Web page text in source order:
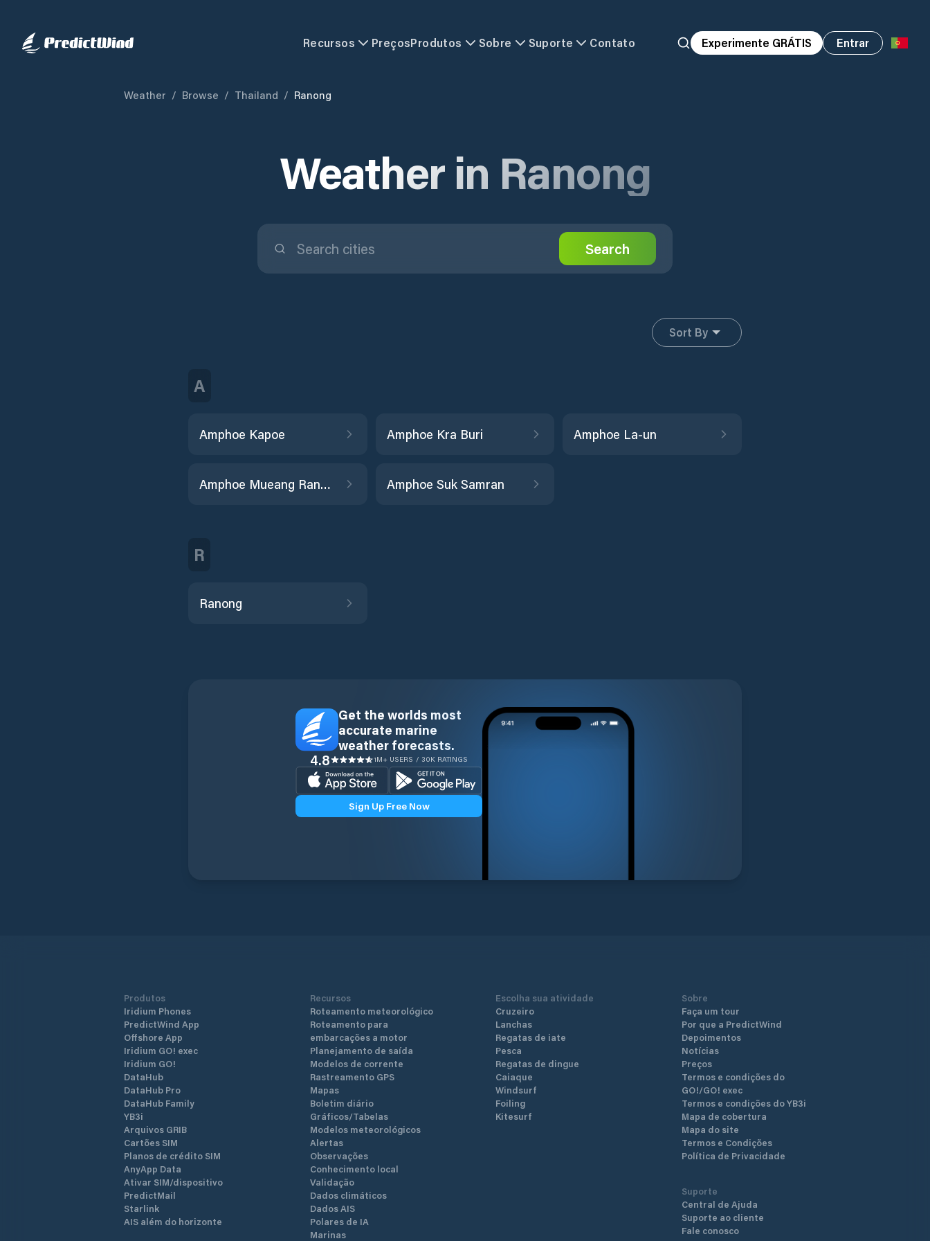
Recursos PreçosProdutos Sobre Suporte Contato Experimente GRÁTIS Entrar
Weather / Browse / Thailand / Ranong
Weather in Ranong
Search
Sort By
A
Amphoe Kapoe Amphoe Kra Buri Amphoe La-un
Amphoe Mueang Ranong Amphoe Suk Samran
R
Ranong
Get the worlds most
accurate marine
weather forecasts.
4.8 1M+ USERS / 30K RATINGS
Sign Up Free Now
Produtos
Iridium Phones
PredictWind App
Offshore App
Iridium GO! exec
Iridium GO!
DataHub
DataHub Pro
DataHub Family
YB3i
Arquivos GRIB
Cartões SIM
Planos de crédito SIM
AnyApp Data
Ativar SIM/dispositivo
PredictMail
Starlink
AIS além do horizonte
Recursos
Roteamento meteorológico
Roteamento para
embarcações a motor
Planejamento de saída
Modelos de corrente
Rastreamento GPS
Mapas
Boletim diário
Gráficos/Tabelas
Modelos meteorológicos
Alertas
Observações
Conhecimento local
Validação
Dados climáticos
Dados AIS
Polares de IA
Marinas
Escolha sua atividade
Cruzeiro
Lanchas
Regatas de iate
Pesca
Regatas de dingue
Caiaque
Windsurf
Foiling
Kitesurf
Sobre
Faça um tour
Por que a PredictWind
Depoimentos
Notícias
Preços
Termos e condições do
GO!/GO! exec
Termos e condições do YB3i
Mapa de cobertura
Mapa do site
Termos e Condições
Política de Privacidade
Suporte
Central de Ajuda
Suporte ao cliente
Fale conosco